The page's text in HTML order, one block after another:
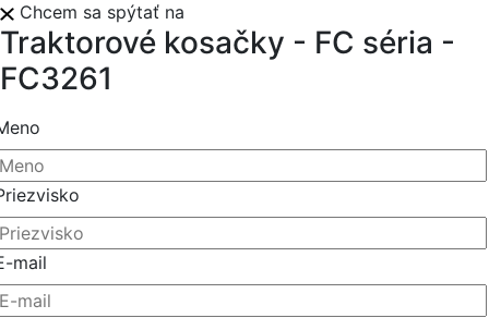
Chcem sa spýtať na
Traktorové kosačky - FC séria -
FC3261
mail